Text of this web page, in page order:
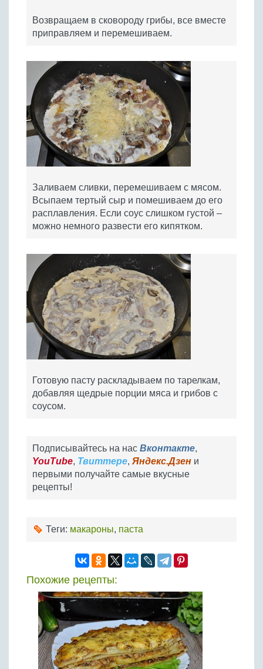
Возвращаем в сковороду грибы, все вместе
приправляем и перемешиваем.
Заливаем сливки, перемешиваем с мясом.
Всыпаем тертый сыр и помешиваем до его
расплавления. Если соус слишком густой –
можно немного развести его кипятком.
Готовую пасту раскладываем по тарелкам,
добавляя щедрые порции мяса и грибов с
соусом.
Подписывайтесь на нас Вконтакте,
YouTube, Твиттере, Яндекс.Дзен и
первыми получайте самые вкусные
рецепты!
Теги: макароны, паста
Похожие рецепты: